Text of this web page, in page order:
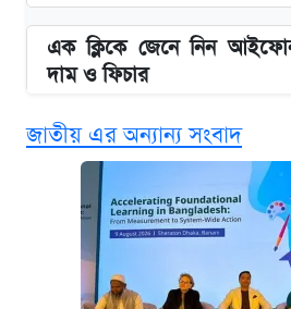
এক ক্লিকে জেনে নিন
দাম ও ফিচার
নবম জাতীয় পে-স্কেল নিয়ে
পাঁচ দপ্তরে নতুন সচিব নিয়োগ
আজকের বাজারে স্বর্ণ-রুপার
জাতীয় এর অন্যান্য সংবাদ